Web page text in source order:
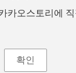
카오스토리에
확인